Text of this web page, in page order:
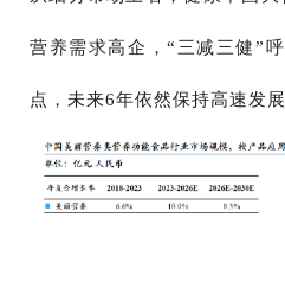
营养需求高企 ，“三减三健”
点 ，未来6年依然保持高速发展